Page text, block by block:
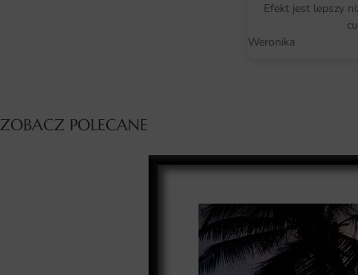
Efekt jest lepszy
Weronika
ZOBACZ POLECANE